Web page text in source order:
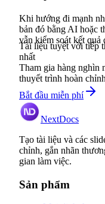
Khi hướng đi mạnh
bản đó bằng AI hoặc
vẫn kiểm soát kết quả
Tài liệu tuyệt vời tiếp
nhất
Tham gia hàng nghìn
thuyết trình hoàn
Bắt đầu miễn phí
NextDocs
Tạo tài liệu và các
chỉnh, gắn nhãn
gian làm việc.
Sản phẩm